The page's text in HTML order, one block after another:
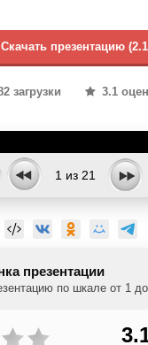
Скачать презентацию
загрузки 3.1
1 из 21
презентации
по шкале от 1